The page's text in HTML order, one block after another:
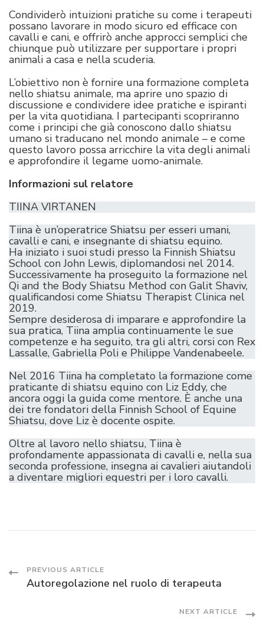
Condividerò intuizioni pratiche su come i terapeuti
possano lavorare in modo sicuro ed efficace con
cavalli e cani, e offrirò anche approcci semplici che
chiunque può utilizzare per supportare i propri
animali a casa e nella scuderia.
L’obiettivo non è fornire una formazione completa
nello shiatsu animale, ma aprire uno spazio di
discussione e condividere idee pratiche e ispiranti
per la vita quotidiana. I partecipanti scopriranno
come i principi che già conoscono dallo shiatsu
umano si traducano nel mondo animale – e come
questo lavoro possa arricchire la vita degli animali
e approfondire il legame uomo-animale.
Informazioni sul relatore
TIINA VIRTANEN
Tiina è un’operatrice Shiatsu per esseri umani,
cavalli e cani, e insegnante di shiatsu equino.
Ha iniziato i suoi studi presso la Finnish Shiatsu
School con John Lewis, diplomandosi nel 2014.
Successivamente ha proseguito la formazione nel
Qi and the Body Shiatsu Method con Galit Shaviv,
qualificandosi come Shiatsu Therapist Clinica nel
2019.
Sempre desiderosa di imparare e approfondire la
sua pratica, Tiina amplia continuamente le sue
competenze e ha seguito, tra gli altri, corsi con Rex
Lassalle, Gabriella Poli e Philippe Vandenabeele.
Nel 2016 Tiina ha completato la formazione come
praticante di shiatsu equino con Liz Eddy, che
ancora oggi la guida come mentore. È anche una
dei tre fondatori della Finnish School of Equine
Shiatsu, dove Liz è docente ospite.
Oltre al lavoro nello shiatsu, Tiina è
profondamente appassionata di cavalli e, nella sua
seconda professione, insegna ai cavalieri aiutandoli
a diventare migliori equestri per i loro cavalli.
Post
PREVIOUS ARTICLE
Autoregolazione nel ruolo di terapeuta
NEXT ARTICLE